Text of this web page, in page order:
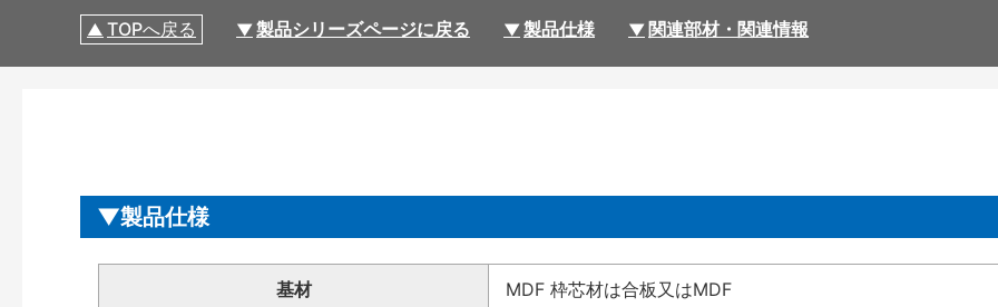
TOPへ戻る 製品シリーズページに戻る 製品仕様 関連部材・関連情報
製品仕様
基材 MDF 枠芯材は合板又はMDF